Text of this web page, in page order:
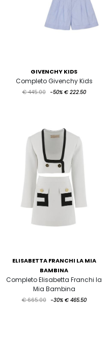
GIVENCHY KIDS
Completo Givenchy Kids
€ 445.00 -50% € 222.50
ELISABETTA FRANCHI LA MIA
BAMBINA
Completo Elisabetta Franchi la
Mia Bambina
€ 665.00 -30% € 465.50